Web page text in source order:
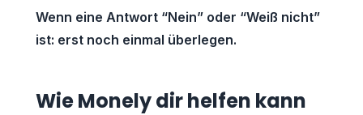
Wenn eine Antwort “Nein” oder “Weiß nicht”
ist: erst noch einmal überlegen.
Wie Monely dir helfen kann